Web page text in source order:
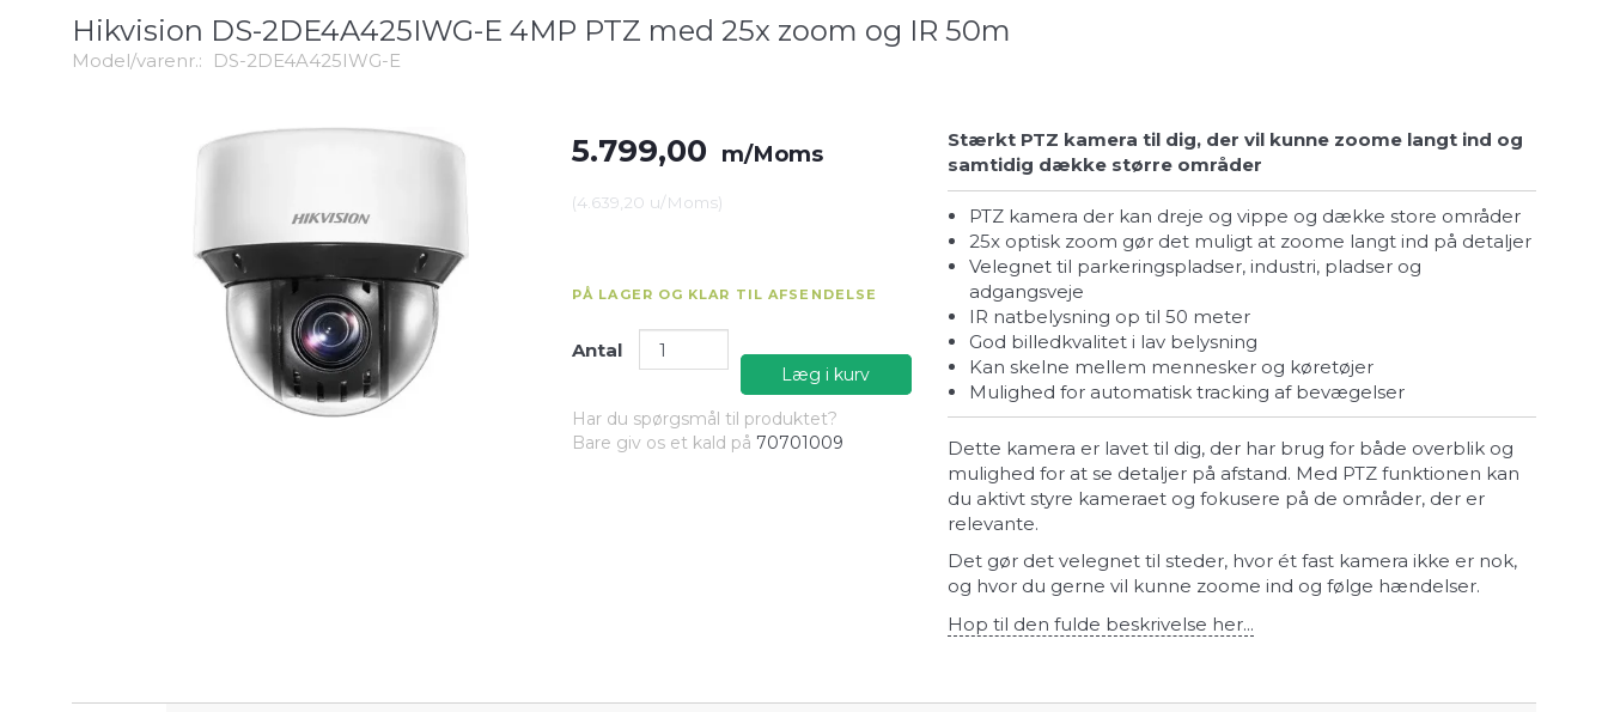
Hikvision DS-2DE4A425IWG-E 4MP PTZ med 25x zoom og IR 50m
Model/varenr.: DS-2DE4A425IWG-E
5.799,00 m/Moms
(4.639,20 u/Moms)
PÅ LAGER OG KLAR TIL AFSENDELSE
Antal
Læg i kurv
Har du spørgsmål til produktet?
Bare giv os et kald på 70701009
Stærkt PTZ kamera til dig, der vil kunne zoome langt ind og
samtidig dække større områder
PTZ kamera der kan dreje og vippe og dække store områder
25x optisk zoom gør det muligt at zoome langt ind på detaljer
Velegnet til parkeringspladser, industri, pladser og
adgangsveje
IR natbelysning op til 50 meter
God billedkvalitet i lav belysning
Kan skelne mellem mennesker og køretøjer
Mulighed for automatisk tracking af bevægelser
Dette kamera er lavet til dig, der har brug for både overblik og
mulighed for at se detaljer på afstand. Med PTZ funktionen kan
du aktivt styre kameraet og fokusere på de områder, der er
relevante.
Det gør det velegnet til steder, hvor ét fast kamera ikke er nok,
og hvor du gerne vil kunne zoome ind og følge hændelser.
Hop til den fulde beskrivelse her...